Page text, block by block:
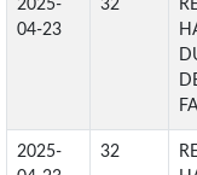
2025-
04-23
32
2025-
32